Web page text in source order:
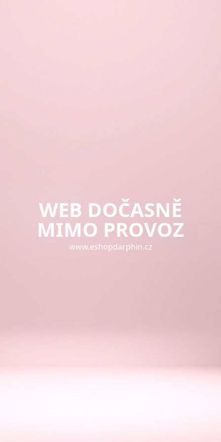
WEB DOČASNĚ
MIMO PROVOZ
www.eshopdarphin.cz